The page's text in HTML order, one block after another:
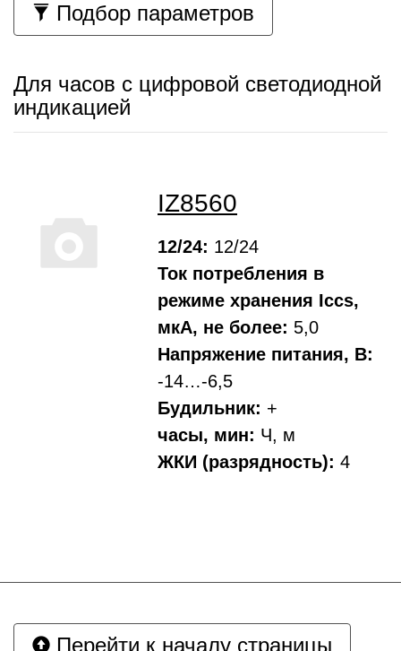
Подбор параметров
Для часов с цифровой светодиодной
индикацией
IZ8560
12/24: 12/24
Ток потребления в
режиме хранения Iccs,
мкА, не более: 5,0
Напряжение питания, В:
-14…-6,5
Будильник: +
часы, мин: Ч, м
ЖКИ (разрядность): 4
Перейти к началу страницы